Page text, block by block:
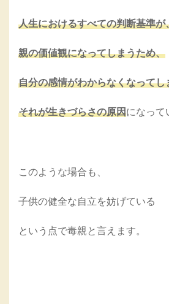
人生におけるすべての判断基準が
親の価値観になってしまうため、
自分の感情がわからなくなってし
それが生きづらさの原因になって
このような場合も、
子供の健全な自立を妨げている
という点で毒親と言えます。